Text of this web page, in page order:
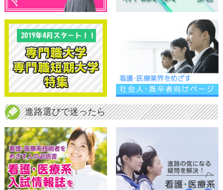
進路選びで迷ったら